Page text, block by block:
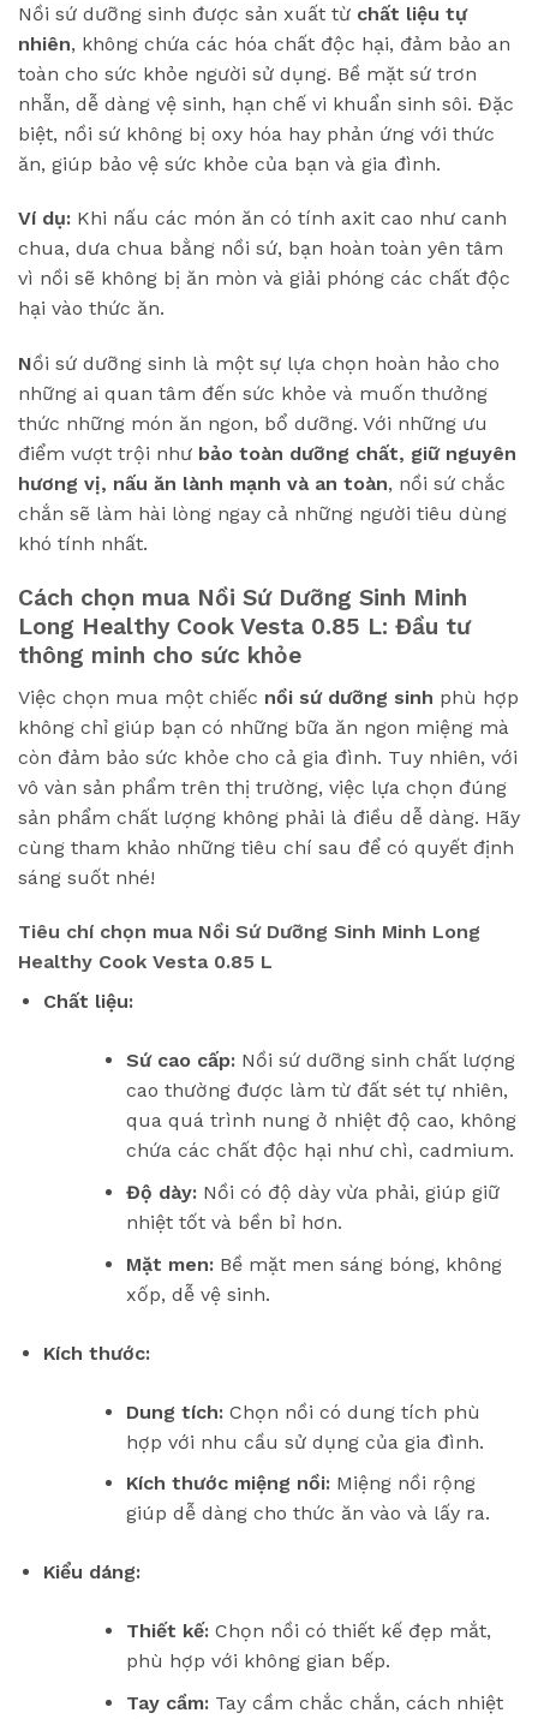
Nồi sứ dưỡng sinh được sản xuất từ chất liệu tự
nhiên, không chứa các hóa chất độc hại, đảm bảo an
toàn cho sức khỏe người sử dụng. Bề mặt sứ trơn
nhẵn, dễ dàng vệ sinh, hạn chế vi khuẩn sinh sôi. Đặc
biệt, nồi sứ không bị oxy hóa hay phản ứng với thức
ăn, giúp bảo vệ sức khỏe của bạn và gia đình.
Ví dụ: Khi nấu các món ăn có tính axit cao như canh
chua, dưa chua bằng nồi sứ, bạn hoàn toàn yên tâm
vì nồi sẽ không bị ăn mòn và giải phóng các chất độc
hại vào thức ăn.
Nồi sứ dưỡng sinh là một sự lựa chọn hoàn hảo cho
những ai quan tâm đến sức khỏe và muốn thưởng
thức những món ăn ngon, bổ dưỡng. Với những ưu
điểm vượt trội như bảo toàn dưỡng chất, giữ nguyên
hương vị, nấu ăn lành mạnh và an toàn, nồi sứ chắc
chắn sẽ làm hài lòng ngay cả những người tiêu dùng
khó tính nhất.
Cách chọn mua Nồi Sứ Dưỡng Sinh Minh
Long Healthy Cook Vesta 0.85 L: Đầu tư
thông minh cho sức khỏe
Việc chọn mua một chiếc nồi sứ dưỡng sinh phù hợp
không chỉ giúp bạn có những bữa ăn ngon miệng mà
còn đảm bảo sức khỏe cho cả gia đình. Tuy nhiên, với
vô vàn sản phẩm trên thị trường, việc lựa chọn đúng
sản phẩm chất lượng không phải là điều dễ dàng. Hãy
cùng tham khảo những tiêu chí sau để có quyết định
sáng suốt nhé!
Tiêu chí chọn mua Nồi Sứ Dưỡng Sinh Minh Long
Healthy Cook Vesta 0.85 L
Chất liệu:
Sứ cao cấp:Nồi sứ dưỡng sinh chất lượng
cao thường được làm từ đất sét tự nhiên,
qua quá trình nung ở nhiệt độ cao, không
chứa các chất độc hại như chì, cadmium.
Độ dày:Nồi có độ dày vừa phải, giúp giữ
nhiệt tốt và bền bỉ hơn.
Mặt men:Bề mặt men sáng bóng, không
xốp, dễ vệ sinh.
Kích thước:
Dung tích:Chọn nồi có dung tích phù
hợp với nhu cầu sử dụng của gia đình.
Kích thước miệng nồi:Miệng nồi rộng
giúp dễ dàng cho thức ăn vào và lấy ra.
Kiểu dáng:
Thiết kế:Chọn nồi có thiết kế đẹp mắt,
phù hợp với không gian bếp.
Tay cầm:Tay cầm chắc chắn, cách nhiệt